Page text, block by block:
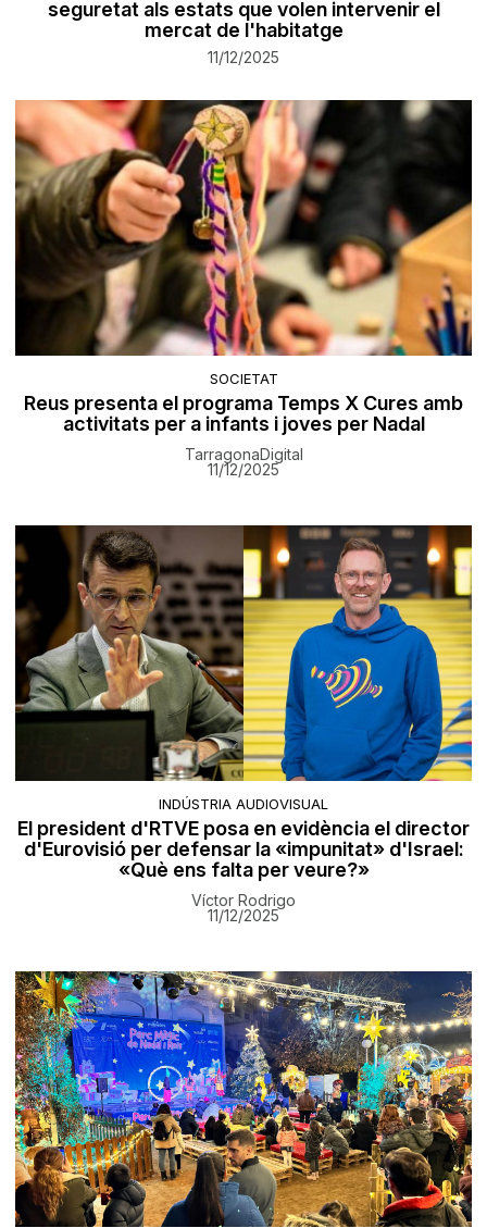
seguretat als estats que volen intervenir el
mercat de l'habitatge
11/12/2025
SOCIETAT
Reus presenta el programa Temps X Cures amb
activitats per a infants i joves per Nadal
TarragonaDigital
11/12/2025
INDÚSTRIA AUDIOVISUAL
El president d'RTVE posa en evidència el director
d'Eurovisió per defensar la «impunitat» d'Israel:
«Què ens falta per veure?»
Víctor Rodrigo
11/12/2025